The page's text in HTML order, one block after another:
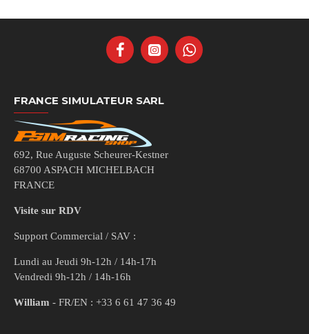
FRANCE SIMULATEUR SARL
692, Rue Auguste Scheurer-Kestner
68700 ASPACH MICHELBACH
FRANCE
Visite sur RDV
Support Commercial / SAV :
Lundi au Jeudi 9h-12h / 14h-17h
Vendredi 9h-12h / 14h-16h
William - FR/EN : +33 6 61 47 36 49